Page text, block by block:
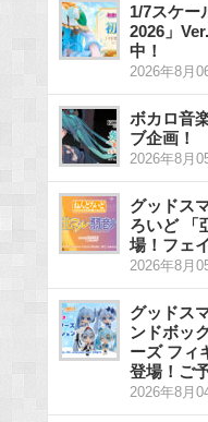
1/7スケー
2026」
中！
2026年8月
ボカロ音
ブ企画！
2026年8月
グッドス
ろいど 「
場！フェ
2026年8月
グッドス
ンドボッ
ーズ フィ
登場！ご
2026年8月